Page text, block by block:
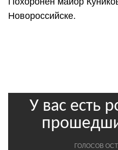
Новороссийске.